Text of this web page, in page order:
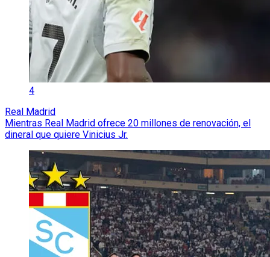
4
Real Madrid
Mientras Real Madrid ofrece 20 millones de renovación, el
dineral que quiere Vinicius Jr.